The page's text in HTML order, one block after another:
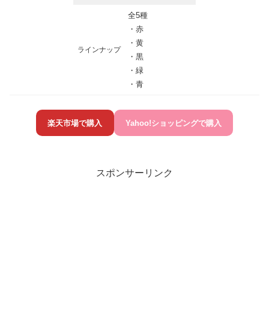
ラインナップ
全5種
・赤
・黄
・黒
・緑
・青
楽天市場で購入 Yahoo!ショッピングで購入
スポンサーリンク